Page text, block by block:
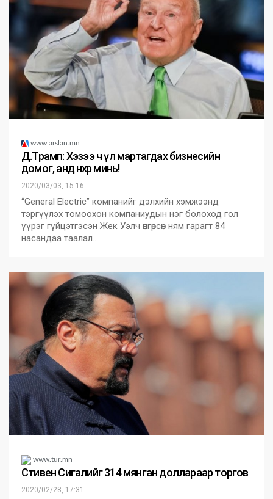
www.arslan.mn
Д.Трамп: Хэзээ ч үл мартагдах бизнесийн
домог, анд нөхөр минь!
2020/03/03, 15:16
“General Electric” компанийг дэлхийн хэмжээнд
тэргүүлэх томоохон компаниудын нэг болоход гол
үүрэг гүйцэтгэсэн Жек Уэлч өнгөрсөн ням гарагт 84
насандаа таалал…
www.tur.mn
Стивен Сигалийг 314 мянган доллараар торгов
2020/02/28, 17:31